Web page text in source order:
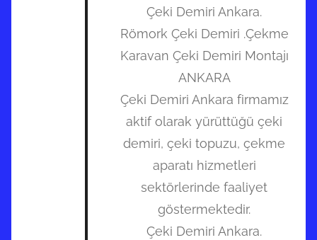
Çeki Demiri Ankara.
Römork Çeki Demiri .Çekme
Karavan Çeki Demiri Montajı
ANKARA
Çeki Demiri Ankara firmamız
aktif olarak yürüttüğü çeki
demiri, çeki topuzu, çekme
aparatı hizmetleri
sektörlerinde faaliyet
göstermektedir.
Çeki Demiri Ankara.